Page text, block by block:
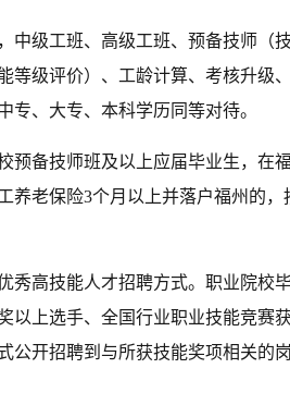
中级工班、高级工班、预备技师（
等级评价）、工龄计算、考核升级
专、大专、本科学历同等对待。
预备技师班及以上应届毕业生，在
养老保险3个月以上并落户福州的
秀高技能人才招聘方式。职业院校
以上选手、全国行业职业技能竞赛
公开招聘到与所获技能奖项相关的岗